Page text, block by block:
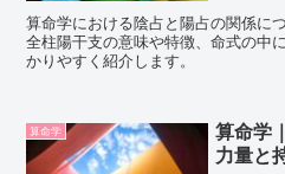
算命学における陰占と陽占の関係に
全柱陽干支の意味や特徴、命式の中
かりやすく紹介します。
算命学
算命学
力量と